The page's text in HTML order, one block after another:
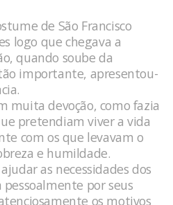
de São Francisco
logo que chegava a
quando soube da
importante, apresentou-
muita devoção, como fazia
pretendiam viver a vida
com os que levavam o
e humildade.
as necessidades dos
pessoalmente por seus
os motivos